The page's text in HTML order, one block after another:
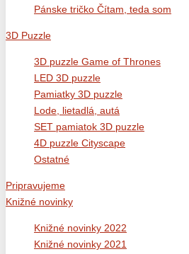
Pánske tričko Čítam, teda som
3D Puzzle
3D puzzle Game of Thrones
LED 3D puzzle
Pamiatky 3D puzzle
Lode, lietadlá, autá
SET pamiatok 3D puzzle
4D puzzle Cityscape
Ostatné
Pripravujeme
Knižné novinky
Knižné novinky 2022
Knižné novinky 2021